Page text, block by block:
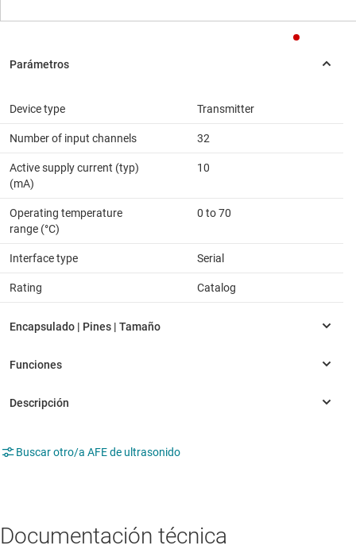
Device type Transmitter
Number of input channels 32
Active supply current (typ)
(mA)
10
Operating temperature
range (°C)
0 to 70
Interface type Serial
Rating Catalog
Buscar otro/a AFE de ultrasonido
Documentación técnica